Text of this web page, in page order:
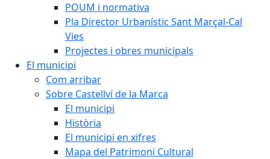
POUM i normativa
Pla Director Urbanístic Sant Marçal-Cal
Vies
Projectes i obres municipals
El municipi
Com arribar
Sobre Castellví de la Marca
El municipi
Història
El municipi en xifres
Mapa del Patrimoni Cultural